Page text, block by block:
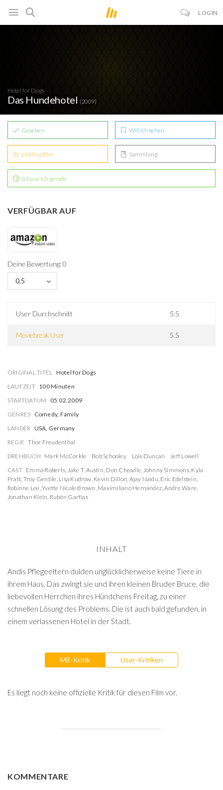
LOGIN
Hotel for Dogs
Das Hundehotel (2009)
Gesehen Will ich sehen
Lieblingsfilm Sammlung
Schaue ich gerade
VERFÜGBAR AUF
Deine Bewertung: 0
0.5
User Durchschnitt 5.5
Moviebreak User 5.5
ORIGINAL TITEL Hotel for Dogs
LAUFZEIT 100 Minuten
STARTDATUM
05.02.2009
GENRES Comedy, Family
LÄNDER USA, Germany
REGIE Thor Freudenthal
DREHBUCH Mark McCorkle Bob Schooley Lois Duncan
Jeff Lowell
CAST Emma Roberts, Jake T. Austin, Don Cheadle, Johnny Simmons, Kyla
Pratt, Troy Gentile, Lisa Kudrow, Kevin Dillon, Ajay Naidu, Eric Edelstein,
Robinne Lee,Yvette Nicole Brown, Maximiliano Hernández, Andre Ware,
Jonathan Klein, Rubén Garfias
INHALT
Andis Pflegeeltern dulden unglücklicherweise keine Tiere in
ihrem Haus. Das zwingt sie und ihren kleinen Bruder Bruce, die
liebevollen Herrchen ihres Hündchens Freitag, zu einer
schnellen Lösung des Problems. Die ist auch bald gefunden, in
einem verlassenen Hotel in der Stadt.
MB-Kritik User-Kritiken
Es liegt noch keine offizielle Kritik für diesen Film vor.
KOMMENTARE